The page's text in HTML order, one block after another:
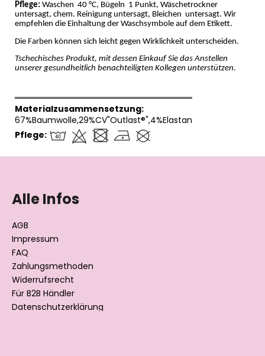
Pflege: Waschen 40 °C, Bügeln 1 Punkt, Wäschetrockner
untersagt, chem. Reinigung untersagt, Bleichen untersagt. Wir
empfehlen die Einhaltung der Waschsymbole auf dem Etikett.
Die Farben können sich leicht gegen Wirklichkeit unterscheiden.
Tschechisches Produkt, mit dessen Einkauf Sie das Anstellen
unserer gesundheitlich benachteiligten Kollegen unterstützen.
══════════════════════════════
Materialzusammensetzung:
67%Baumwolle,29%CV"Outlast®",4%Elastan
Pflege:
Alle Infos
AGB
Impressum
FAQ
Zahlungsmethoden
Widerrufsrecht
Für B2B Händler
Datenschutzerklärung